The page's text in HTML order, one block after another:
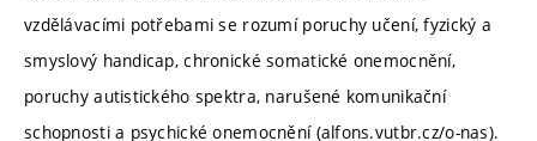
vzdělávacími potřebami se rozumí poruchy učení, fyzický a
smyslový handicap, chronické somatické onemocnění,
poruchy autistického spektra, narušené komunikační
schopnosti a psychické onemocnění (alfons.vutbr.cz/o-nas).